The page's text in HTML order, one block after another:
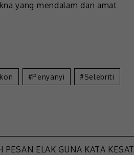
yang mendalam dan amat
Penyanyi Selebriti
PESAN ELAK GUNA KATA KESAT